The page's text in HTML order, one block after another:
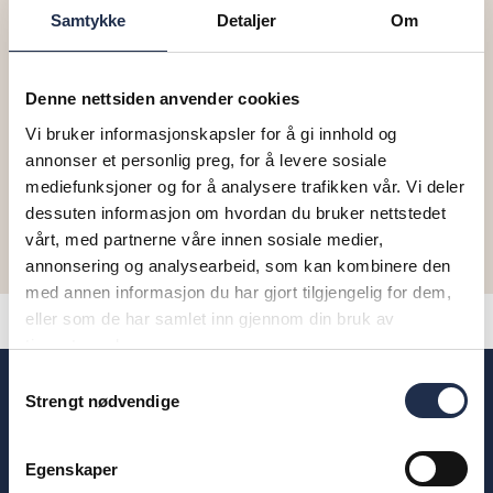
Samtykke Detaljer Om
Denne nettsiden anvender cookies
Vi bruker informasjonskapsler for å gi innhold og
annonser et personlig preg, for å levere sosiale
mediefunksjoner og for å analysere trafikken vår. Vi deler
dessuten informasjon om hvordan du bruker nettstedet
vårt, med partnerne våre innen sosiale medier,
annonsering og analysearbeid, som kan kombinere den
med annen informasjon du har gjort tilgjengelig for dem,
eller som de har samlet inn gjennom din bruk av
tjenestene deres.
Strengt nødvendige
Egenskaper
I tillegg til å forbedre menneskers livskvalitet, har
avkastning er knyttet til rapportert effekt på folks liv,
husholdningers forbruk og kvinners påvirkning, samt
en rekke faktorer knyttet til prosess og struktur.
Les om the Refugee Impact Bondher.
SDG Outcomes Fund
Bridges Outcomes Partners – SDG Outcomes Fund er
det første fondet som er spesielt utviklet for å støtte